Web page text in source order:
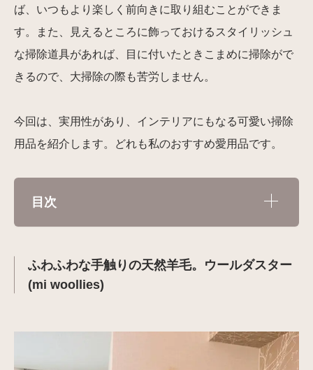
ば、いつもより楽しく前向きに取り組むことができま
す。また、見えるところに飾っておけるスタイリッシュ
な掃除道具があれば、目に付いたときこまめに掃除がで
きるので、大掃除の際も苦労しません。
今回は、実用性があり、インテリアにもなる可愛い掃除
用品を紹介します。どれも私のおすすめ愛用品です。
目次
ふわふわな手触りの天然羊毛。ウールダスター
(mi woollies)